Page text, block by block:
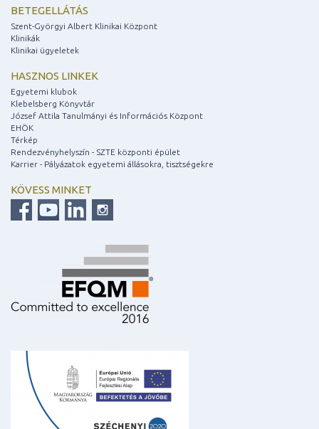
BETEGELLÁTÁS
Szent-Györgyi Albert Klinikai Központ
Klinikák
Klinikai ügyeletek
HASZNOS LINKEK
Egyetemi klubok
Klebelsberg Könyvtár
József Attila Tanulmányi és Információs Központ
EHÖK
Térkép
Rendezvényhelyszín - SZTE központi épület
Karrier - Pályázatok egyetemi állásokra, tisztségekre
KÖVESS MINKET